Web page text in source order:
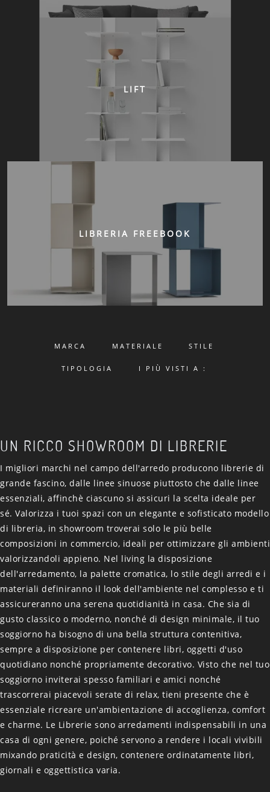
LIFT
LIBRERIA FREEBOOK
MARCA MATERIALE STILE
TIPOLOGIA I PIÙ VISTI A :
UN RICCO SHOWROOM DI LIBRERIE
I migliori marchi nel campo dell'arredo producono librerie di
grande fascino, dalle linee sinuose piuttosto che dalle linee
essenziali, affinchè ciascuno si assicuri la scelta ideale per
sé. Valorizza i tuoi spazi con un elegante e sofisticato modello
di libreria, in showroom troverai solo le più belle
composizioni in commercio, ideali per ottimizzare gli ambienti
valorizzandoli appieno. Nel living la disposizione
dell'arredamento, la palette cromatica, lo stile degli arredi e i
materiali definiranno il look dell'ambiente nel complesso e ti
assicureranno una serena quotidianità in casa. Che sia di
gusto classico o moderno, nonché di design minimale, il tuo
soggiorno ha bisogno di una bella struttura contenitiva,
sempre a disposizione per contenere libri, oggetti d'uso
quotidiano nonché propriamente decorativo. Visto che nel tuo
soggiorno inviterai spesso familiari e amici nonché
trascorrerai piacevoli serate di relax, tieni presente che è
essenziale ricreare un'ambientazione di accoglienza, comfort
e charme. Le Librerie sono arredamenti indispensabili in una
casa di ogni genere, poiché servono a rendere i locali vivibili
mixando praticità e design, contenere ordinatamente libri,
giornali e oggettistica varia.